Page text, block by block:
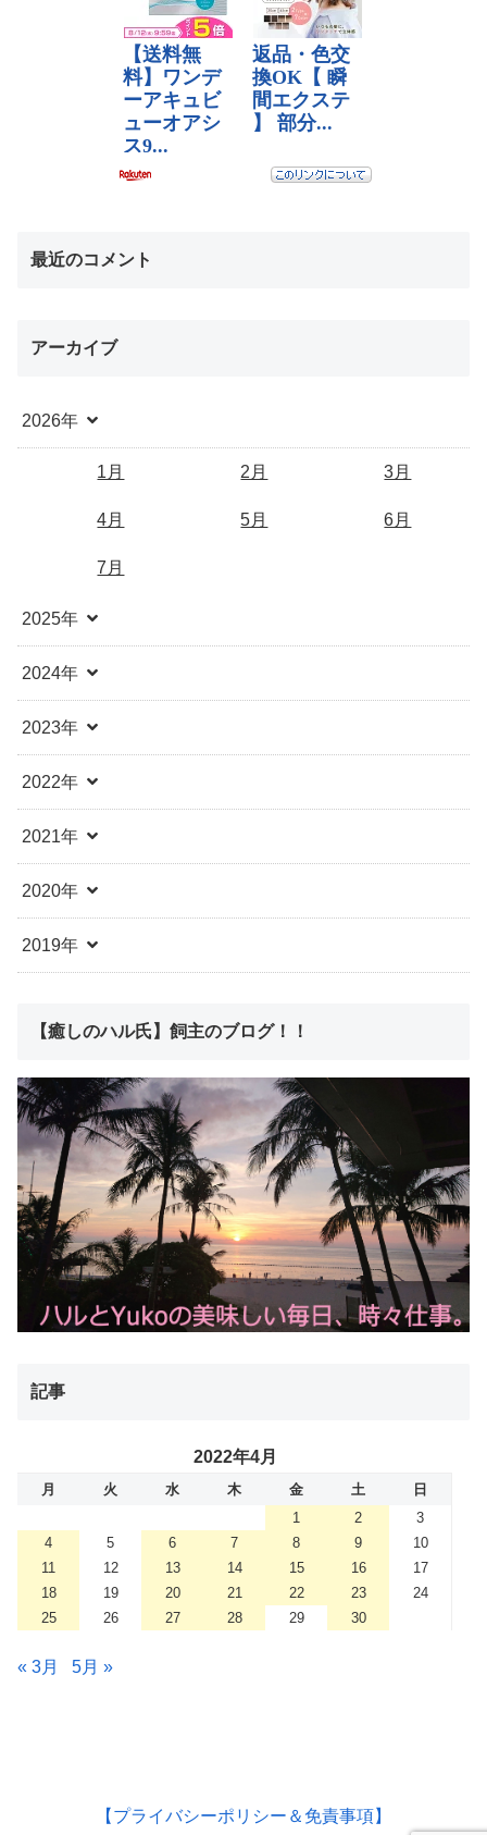
最近のコメント
アーカイブ
2026年
1月 2月 3月
4月 5月 6月
7月
2025年
2024年
2023年
2022年
2021年
2020年
2019年
【癒しのハル氏】飼主のブログ！！
記事
2022年4月
月 火 水 木 金 土
日
1
2
3
4
5 6 7 8 9
10
11
12 13 14 15 16
17
18
19 20 21 22 23
24
25
26 27 28 29 30
« 3月 5月 »
【プライバシーポリシー＆免責事項】